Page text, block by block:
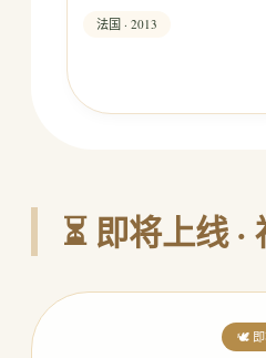
法国 · 2013
⏳ 即将上线
🕊️ 即